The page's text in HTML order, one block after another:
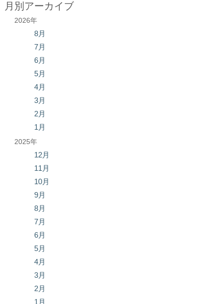
月別アーカイブ
2026年
8月
7月
6月
5月
4月
3月
2月
1月
2025年
12月
11月
10月
9月
8月
7月
6月
5月
4月
3月
2月
1月